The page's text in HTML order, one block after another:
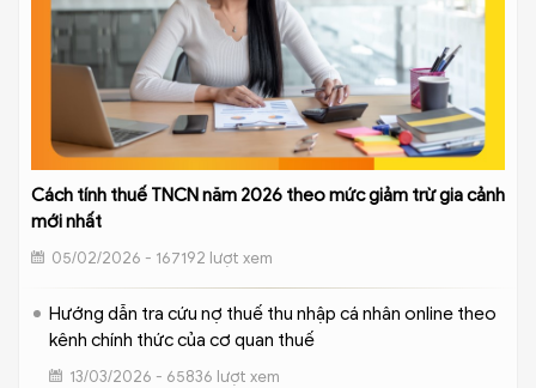
Cách tính thuế TNCN năm 2026 theo mức giảm trừ gia cảnh
mới nhất
05/02/2026 - 167192 lượt xem
Hướng dẫn tra cứu nợ thuế thu nhập cá nhân online theo
kênh chính thức của cơ quan thuế
13/03/2026 - 65836 lượt xem